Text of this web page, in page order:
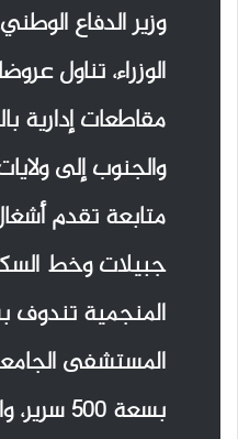
وزير الدفاع
الوزراء، تناول
مقاطعات إدارية
والجنوب إلى
متابعة تقدم
جبيلات وخط
المنجمية تندوف
المستشفى
بسعة 500